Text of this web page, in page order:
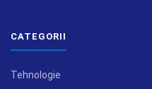
CATEGORII
Tehnologie